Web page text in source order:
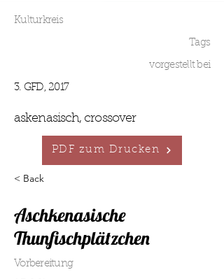
Kulturkreis
Tags
vorgestellt bei
3. GFD, 2017
askenasisch, crossover
PDF zum Drucken
< Back
Aschkenasische
Thunfischplätzchen
Vorbereitung